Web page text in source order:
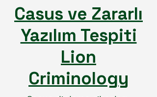
Casus ve Zararlı
Yazılım Tespiti
Lion
Criminology